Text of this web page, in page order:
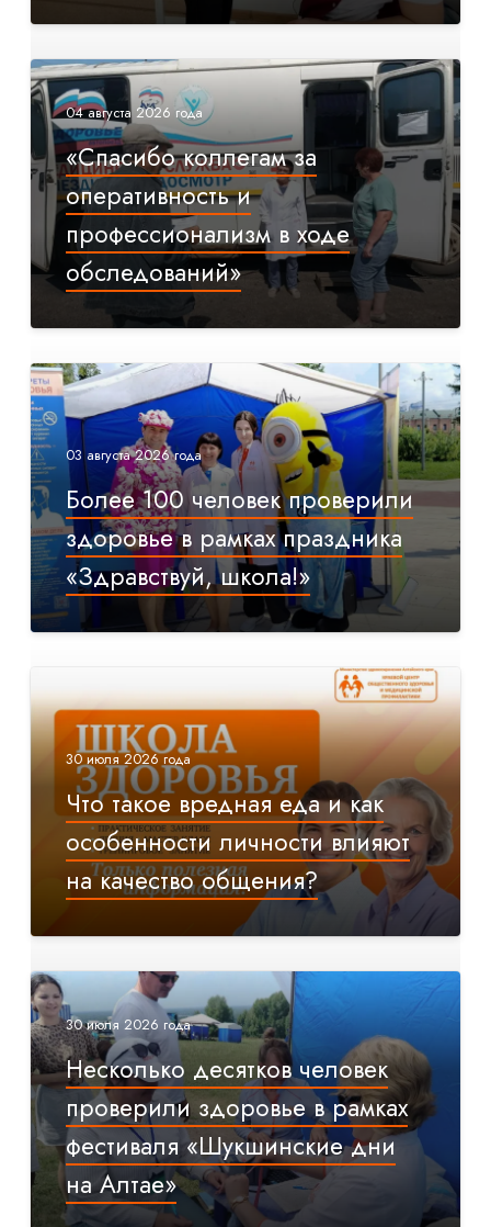
04 августа 2026 года
«Спасибо коллегам за
оперативность и
профессионализм в ходе
обследований»
03 августа 2026 года
Более 100 человек проверили
здоровье в рамках праздника
«Здравствуй, школа!»
30 июля 2026 года
Что такое вредная еда и как
особенности личности влияют
на качество общения?
30 июля 2026 года
Несколько десятков человек
проверили здоровье в рамках
фестиваля «Шукшинские дни
на Алтае»